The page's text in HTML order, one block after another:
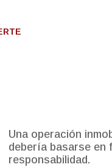
Una operación
debería basarse en
responsabilidad.